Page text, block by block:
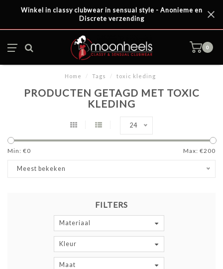
Winkel in classy clubwear in sensual style - Anonieme en
Discrete verzending
0
Home / Tags / toxic kleding
PRODUCTEN GETAGD MET TOXIC
KLEDING
24
Min: €0 Max: €200
Meest bekeken
FILTERS
Materiaal
Kleur
Maat